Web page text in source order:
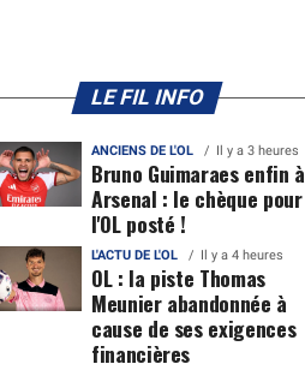
LE FIL INFO
ANCIENS DE L'OL Il y a 3 heures
Bruno Guimaraes enfin à
Arsenal : le chèque pour
l'OL posté !
L'ACTU DE L'OL Il y a 4 heures
OL : la piste Thomas
Meunier abandonnée à
cause de ses exigences
financières